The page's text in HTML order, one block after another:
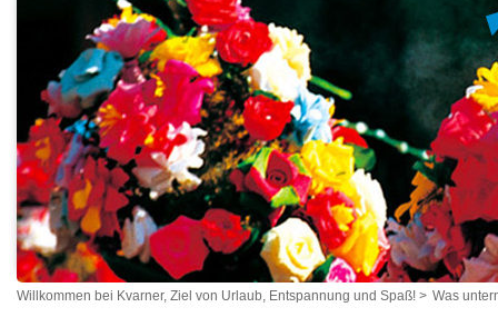
Willkommen bei Kvarner, Ziel von Urlaub, Entspannung und Spaß! > Was